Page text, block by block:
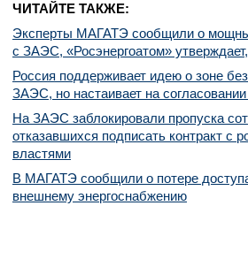
ЧИТАЙТЕ ТАКЖЕ:
Эксперты МАГАТЭ сообщили о
с ЗАЭС, «Росэнергоатом»
Россия поддерживает идею о зоне
ЗАЭС, но настаивает на
На ЗАЭС заблокировали пропуска
отказавшихся подписать контракт с
властями
В МАГАТЭ сообщили о потере
внешнему энергоснабжению